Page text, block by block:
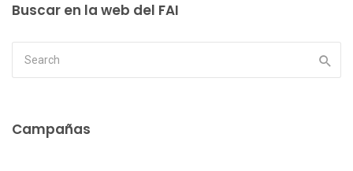
Buscar en la web del FAI
Campañas